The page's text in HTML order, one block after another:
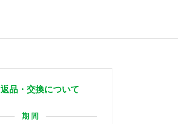
返品・交換について
期 間